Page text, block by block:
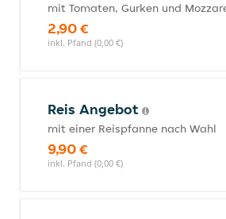
mit Tomaten, Gurken und
2,90 €
inkl. Pfand (0,00 €)
Reis Angebot
mit einer Reispfanne nach Wahl
9,90 €
inkl. Pfand (0,00 €)